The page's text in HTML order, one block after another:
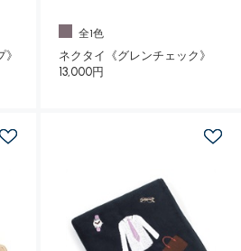
全1色
ネクタイ《グレンチェック》
13,000円